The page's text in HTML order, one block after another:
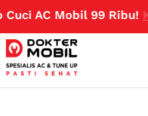
AC Mobil 99 Ribu!